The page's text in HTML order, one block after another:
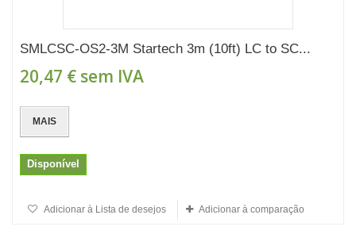
SMLCSC-OS2-3M Startech 3m (10ft) LC to SC...
20,47 € sem IVA
MAIS
Disponível
Adicionar à Lista de desejos Adicionar à comparação